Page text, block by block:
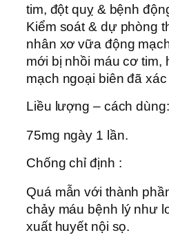
tim, đột quỵ & bệnh
Kiểm soát & dự phòng
nhân xơ vữa động
mới bị nhồi máu cơ tim,
mạch ngoại biên đã xác
Liều lượng – cách dùng:
75mg ngày 1 lần.
Chống chỉ định :
Quá mẫn với thành
chảy máu bệnh lý như
xuất huyết nội sọ.